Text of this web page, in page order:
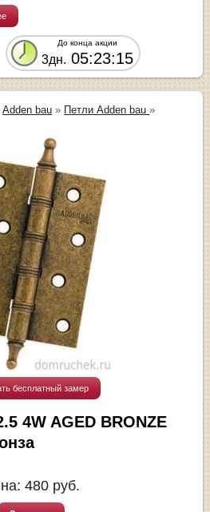
До конца акции
3дн. 05:23:15
Adden bau » Петли Adden bau»
бесплатный замер
4W AGED BRONZE
480 руб.